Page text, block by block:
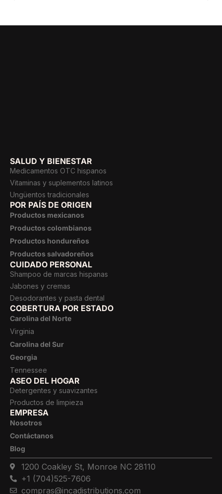
SALUD Y BIENESTAR
Medicamentos OTC hispanos
Vitaminas y suplementos latinos
Ungüentos tradicionales
POR PAÍS DE ORIGEN
Productos mexicanos
Productos colombianos
Productos hondureños
Productos salvadoreños
CUIDADO PERSONAL
Shampoo de marcas hispanas
Jabones y cremas
Desodorantes y pasta dental
COBERTURA POR ESTADO
Carolina del Norte
Virginia
Carolina del Sur
Georgia
Tennessee
ASEO DEL HOGAR
Detergentes y suavizantes
Productos de limpieza
EMPRESA
Nosotros
Contáctanos
Blog
1200 Coakley St, Monroe NC 28110
+1 (704)525-7606
compras@incadistributions.com